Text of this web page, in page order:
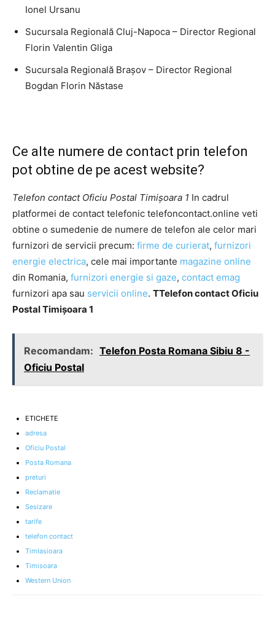
Ionel Ursanu
Sucursala Regională Cluj-Napoca – Director Regional
Florin Valentin Gliga
Sucursala Regională Braşov – Director Regional
Bogdan Florin Năstase
Ce alte numere de contact prin telefon
pot obtine de pe acest website?
Telefon contact Oficiu Postal Timişoara 1 In cadrul
platformei de contact telefonic telefoncontact.online veti
obtine o sumedenie de numere de telefon ale celor mari
furnizori de servicii precum: firme de curierat, furnizori
energie electrica, cele mai importante magazine online
din Romania, furnizori energie si gaze, contact emag
furnizori apa sau servicii online. TTelefon contact Oficiu
Postal Timişoara 1
Recomandam: Telefon Posta Romana Sibiu 8 -
Oficiu Postal
ETICHETE
adresa
Oficiu Postal
Posta Romana
preturi
Reclamatie
Sesizare
tarife
telefon contact
TimIasioara
Timisoara
Western Union